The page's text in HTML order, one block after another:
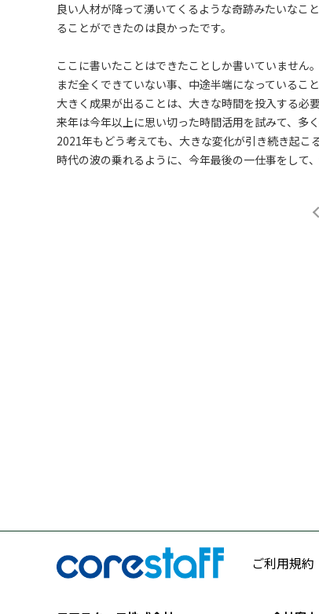
良い人材が降って湧いてくるような奇跡みたいなこ
ることができたのは良かったです。
ここに書いたことはできたことしか書いていません。
まだ全くできていない事、中途半端になっていること
大きく成果が出ることは、大きな時間を投入する必
来年は今年以上に思い切った時間活用を試みて、多
2021年もどう考えても、大きな変化が引き続き起こ
時代の波の乗れるように、今年最後の一仕事をして
ご利用規約